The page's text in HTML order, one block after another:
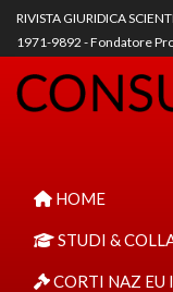
RIVISTA GIURIDICA
1971-9892 - Fondatore
HOME
STUDI &
CORTI NAZ EU